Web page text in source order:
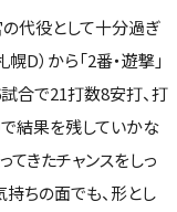
代役として十分過ぎ
D）から「2番・遊撃」
試合で21打数8安打、打
で結果を残していかな
きたチャンスをしっ
ちの面でも、形とし